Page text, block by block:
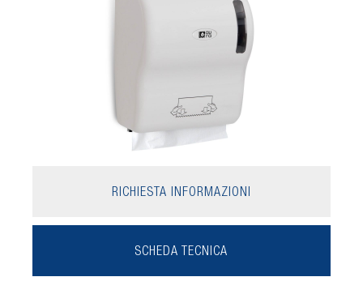
RICHIESTA INFORMAZIONI
SCHEDA TECNICA